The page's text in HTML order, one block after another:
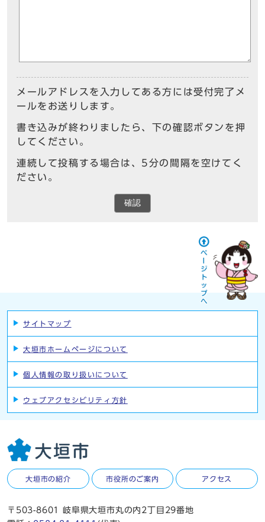
メールアドレスを入力してある方には受付完了メ
ールをお送りします。
書き込みが終わりましたら、下の確認ボタンを押
してください。
連続して投稿する場合は、5分の間隔を空けてく
ださい。
確認
サイトマップ
大垣市ホームページについて
個人情報の取り扱いについて
ウェブアクセシビリティ方針
大垣市の紹介 市役所のご案内 アクセス
〒503-8601 岐阜県大垣市丸の内2丁目29番地